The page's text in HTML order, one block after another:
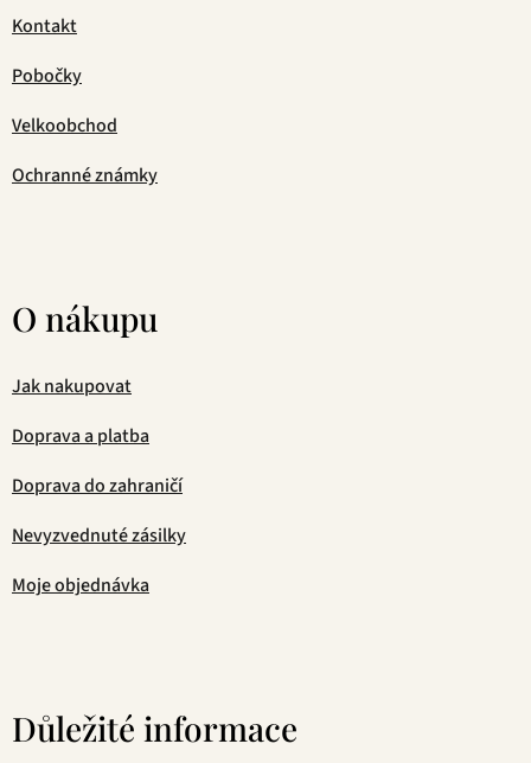
Kontakt
Pobočky
Velkoobchod
Ochranné známky
O nákupu
Jak nakupovat
Doprava a platba
Doprava do zahraničí
Nevyzvednuté zásilky
Moje objednávka
Důležité informace